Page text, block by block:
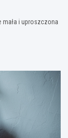
mała i uproszczona